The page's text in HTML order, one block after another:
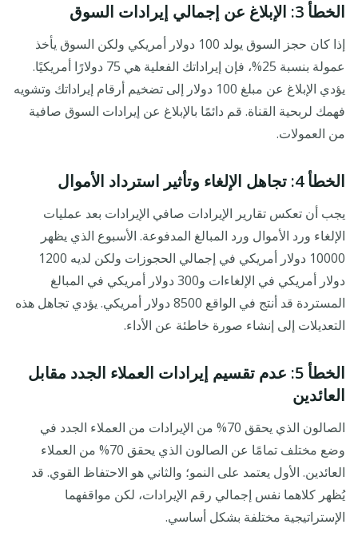
الخطأ 3: الإبلاغ عن إجمالي إيرادات السوق
إذا كان حجز السوق يولد 100 دولار أمريكي ولكن السوق يأخذ
عمولة بنسبة 25%، فإن إيراداتك الفعلية هي 75 دولارًا أمريكيًا.
يؤدي الإبلاغ عن مبلغ 100 دولار إلى تضخيم أرقام إيراداتك وتشويه
فهمك لربحية القناة. قم دائمًا بالإبلاغ عن إيرادات السوق صافية
من العمولات.
الخطأ 4: تجاهل الإلغاء وتأثير استرداد الأموال
يجب أن تعكس تقارير الإيرادات صافي الإيرادات بعد عمليات
الإلغاء ورد الأموال ورد المبالغ المدفوعة. الأسبوع الذي يظهر
10000 دولار أمريكي في إجمالي الحجوزات ولكن لديه 1200
دولار أمريكي في الإلغاءات و300 دولار أمريكي في المبالغ
المستردة قد أنتج في الواقع 8500 دولار أمريكي. يؤدي تجاهل هذه
التعديلات إلى إنشاء صورة خاطئة عن الأداء.
الخطأ 5: عدم تقسيم إيرادات العملاء الجدد مقابل
العائدين
الصالون الذي يحقق 70% من الإيرادات من العملاء الجدد في
وضع مختلف تمامًا عن الصالون الذي يحقق 70% من العملاء
العائدين. الأول يعتمد على النمو؛ والثاني هو الاحتفاظ القوي. قد
يُظهر كلاهما نفس إجمالي رقم الإيرادات، لكن مواقفهما
الإستراتيجية مختلفة بشكل أساسي.